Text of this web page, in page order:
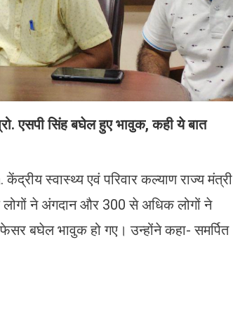
एसपी सिंह बघेल हुए भावुक, कही ये बात
स्वास्थ्य एवं परिवार कल्याण राज्य मंत्री
ने अंगदान और 300 से अधिक लोगों ने
बघेल भावुक हो गए। उन्होंने कहा- समर्पित